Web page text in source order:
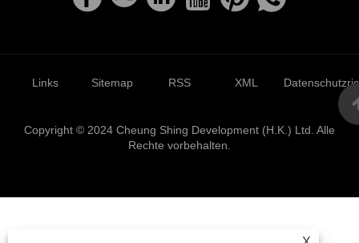
Links Sitemap RSS XML
Copyright © 2024 Cheung Shing Development (H.K.) Ltd. Alle
Rechte vorbehalten.